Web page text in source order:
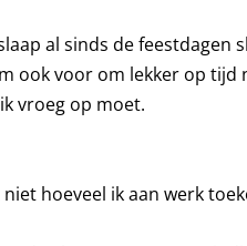
al sinds de feestdagen
ook voor om lekker op tijd
vroeg op moet.
hoeveel ik aan werk